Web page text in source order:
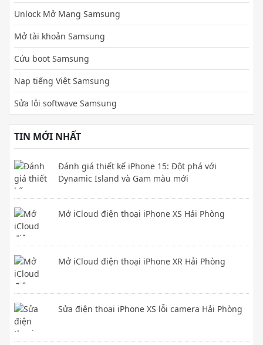
Unlock Mở Mạng Samsung
Mở tài khoản Samsung
Cứu boot Samsung
Nạp tiếng Việt Samsung
Sửa lỗi softwave Samsung
TIN MỚI NHẤT
Đánh giá thiết kế iPhone 15: Đột phá với
Dynamic Island và Gam màu mới
Mở iCloud điện thoại iPhone XS Hải Phòng
Mở iCloud điện thoại iPhone XR Hải Phòng
Sửa điện thoại iPhone XS lỗi camera Hải Phòng